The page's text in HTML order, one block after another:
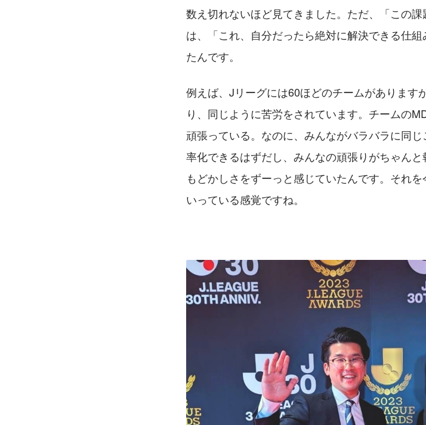
数え切れないほど見てきました。ただ、「この
は、「これ、自分だったら絶対に解決できる仕
たんです。
例えば、Jリーグには60ほどのチームがあります
り、同じように苦労をされています。チームの
頑張っている。なのに、みんながバラバラに同
率化できるはずだし、みんなの頑張りがちゃん
もどかしさをずーっと感じていたんです。それ
いっている感覚ですね。